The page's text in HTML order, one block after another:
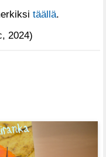
täällä.
2024)